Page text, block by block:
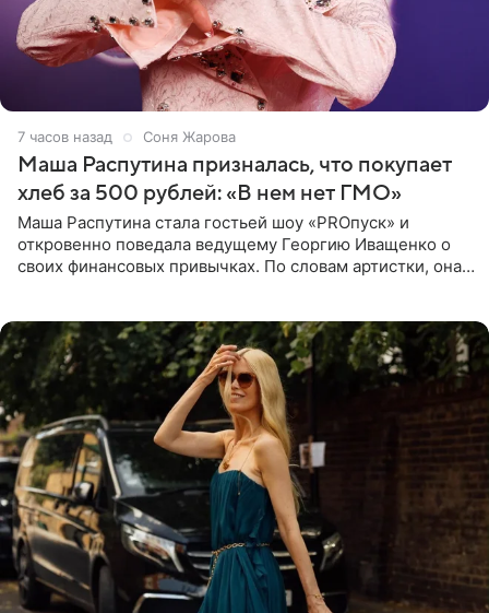
7 часов назад Соня Жарова
Маша Распутина призналась, что покупает
хлеб за 500 рублей: «В нем нет ГМО»
Маша Распутина стала гостьей шоу «PROпуск» и
откровенно поведала ведущему Георгию Иващенко о
своих финансовых привычках. По словам артистки, она